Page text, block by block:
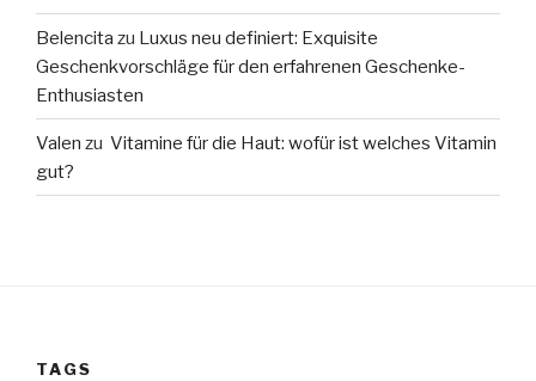
Belencita zu Luxus neu definiert: Exquisite
Geschenkvorschläge für den erfahrenen Geschenke-
Enthusiasten
Valen zu Vitamine für die Haut: wofür ist welches Vitamin
gut?
TAGS